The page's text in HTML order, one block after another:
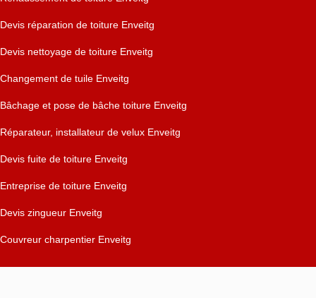
Devis réparation de toiture Enveitg
Devis nettoyage de toiture Enveitg
Changement de tuile Enveitg
Bâchage et pose de bâche toiture Enveitg
Réparateur, installateur de velux Enveitg
Devis fuite de toiture Enveitg
Entreprise de toiture Enveitg
Devis zingueur Enveitg
Couvreur charpentier Enveitg